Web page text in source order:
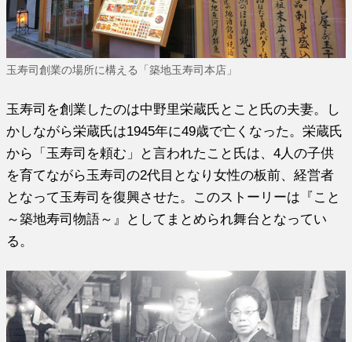
玉寿司創業の場所に構える「築地玉寿司本店」
玉寿司を創業したのは中野里栄蔵氏とこと氏の夫妻。し
かしながら栄蔵氏は1945年に49歳で亡くなった。栄蔵氏
から「玉寿司を頼む」と言われたこと氏は、4人の子供
を育てながら玉寿司の2代目となり女性の板前、経営者
となって玉寿司を復興させた。このストーリーは『こと
～築地寿司物語～』としてまとめられ舞台となってい
る。